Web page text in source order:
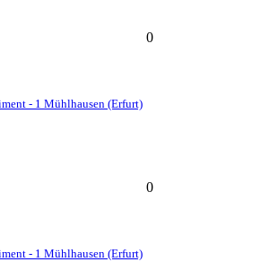
- 1 Mühlhausen (Erfurt)
0
- 1 Mühlhausen (Erfurt)
0